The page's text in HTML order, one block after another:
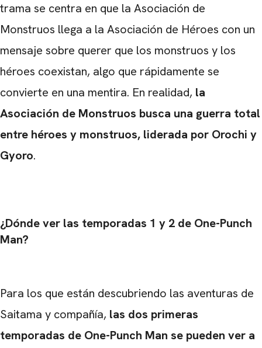
trama se centra en que la Asociación de
Monstruos llega a la Asociación de Héroes con un
mensaje sobre querer que los monstruos y los
héroes coexistan, algo que rápidamente se
convierte en una mentira. En realidad, la
Asociación de Monstruos busca una guerra total
entre héroes y monstruos, liderada por Orochi y
Gyoro.
¿Dónde ver las temporadas 1 y 2 de One-Punch
Man?
Para los que están descubriendo las aventuras de
Saitama y compañía, las dos primeras
temporadas de One-Punch Man se pueden ver a